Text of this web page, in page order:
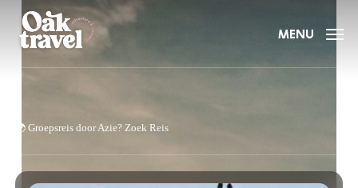
main
MENU
🌍 Groepsreis door Azie? Zoek Reis